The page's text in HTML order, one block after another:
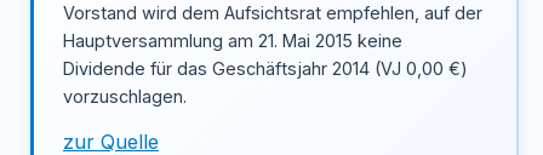
Vorstand wird dem Aufsichtsrat empfehlen, auf der
Hauptversammlung am 21. Mai 2015 keine
Dividende für das Geschäftsjahr 2014 (VJ 0,00 €)
vorzuschlagen.
zur Quelle